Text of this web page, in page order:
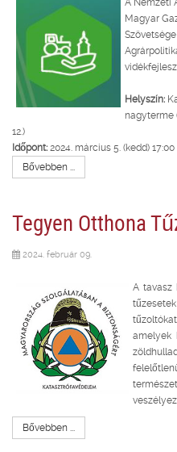
Magyar
Helyszín:
nagyterme
12.)
Időpont: 2024. március 5. (kedd) 17:00
Bővebben ...
Tegyen Otthona
2024. február 09.
A tavasz
amelyek
Bővebben ...